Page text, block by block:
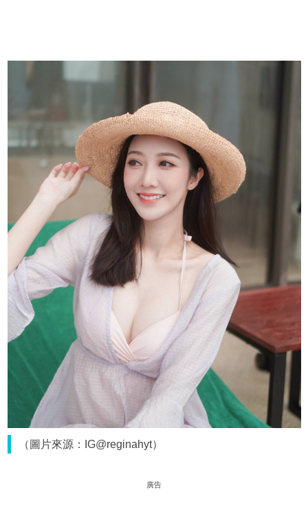
（圖片來源：IG@reginahyt）
廣告